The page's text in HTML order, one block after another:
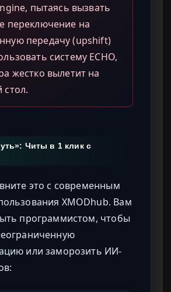
пытаясь вызвать
переключение на
передачу (upshift)
систему ECHO,
жестко вылетит на
стол.
Читы в 1 клик с
это с современным
XMODhub. Вам
программистом, чтобы
или заморозить ИИ-